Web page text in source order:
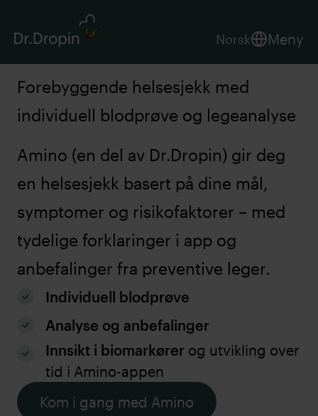
Norsk Meny
Forebyggende helsesjekk med
individuell blodprøve og legeanalyse
Amino (en del av Dr.Dropin) gir deg
en helsesjekk basert på dine mål,
symptomer og risikofaktorer – med
tydelige forklaringer i app og
anbefalinger fra preventive leger.
Individuell blodprøve
Analyse og anbefalinger
Innsikt i biomarkører og utvikling over
tid i Amino-appen
Kom i gang med Amino